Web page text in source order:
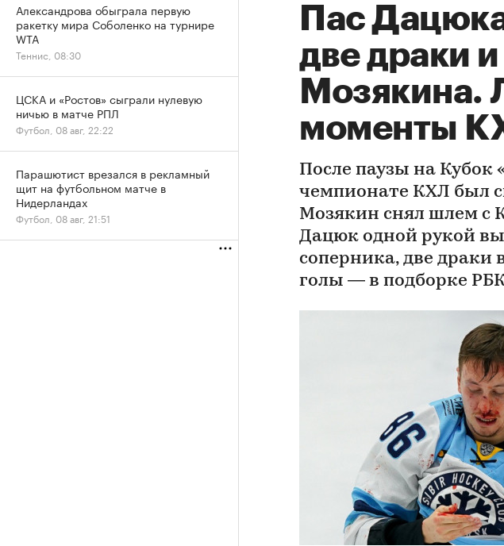
Пас
две драки
Мозякина.
моменты
После паузы на Кубок
чемпионате КХЛ был
Мозякин снял шлем с
Дацюк одной рукой
соперника, две драки
голы — в подборке
Александрова обыграла первую
ракетку мира Соболенко на турнире
WTA
Теннис, 08:30
ЦСКА и «Ростов» сыграли нулевую
ничью в матче РПЛ
Футбол, 08 авг, 22:22
Парашютист врезался в рекламный
щит на футбольном матче в
Нидерландах
Футбол, 08 авг, 21:51